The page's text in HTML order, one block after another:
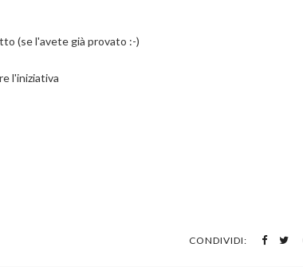
(se l'avete già provato :-)
l'iniziativa
CONDIVIDI: